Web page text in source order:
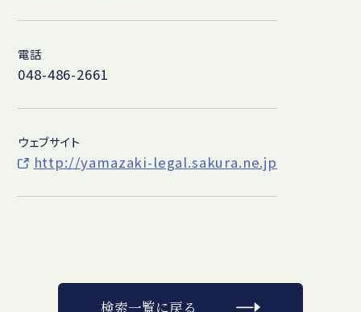
電話
048-486-2661
ウェブサイト
http://yamazaki-legal.sakura.ne.jp
検索一覧に戻る